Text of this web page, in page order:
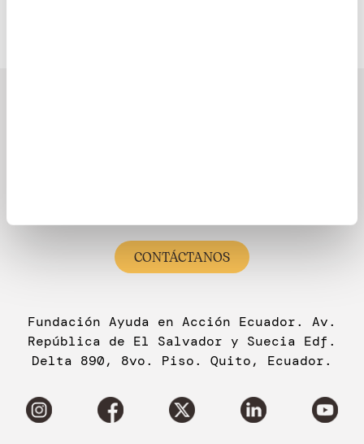
CONTÁCTANOS
Fundación Ayuda en Acción Ecuador. Av.
República de El Salvador y Suecia Edf.
Delta 890, 8vo. Piso. Quito, Ecuador.